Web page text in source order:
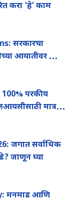
करा 'हे' काम
सरकारचा
आयातीवर आता
100% परकीय
मात्र
जगात सर्वाधिक
जाणून घ्या
मनमाड आण‍ि